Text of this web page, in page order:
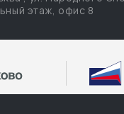
этаж, офис 8